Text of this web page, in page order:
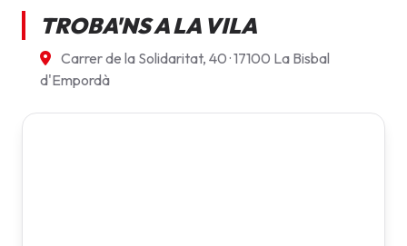
TROBA'NS A LA VILA
Carrer de la Solidaritat, 40 · 17100 La Bisbal
d'Empordà